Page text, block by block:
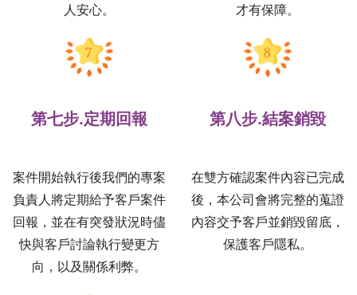
人安心。
才有保障。
第七步.定期回報
案件開始執行後我們的專案
負責人將定期給予客戶案件
回報，並在有突發狀況時儘
快與客戶討論執行變更方
向，以及關係利弊。
第八步.結案銷毀
在雙方確認案件內容已完成
後，本公司會將完整的蒐證
內容交予客戶並銷毀留底，
保護客戶隱私。